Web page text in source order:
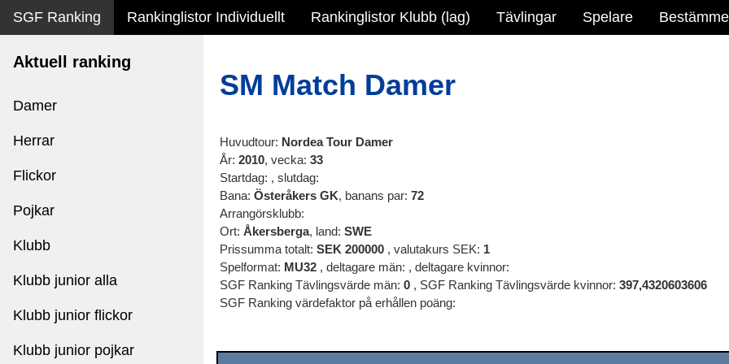
SGF Ranking Rankinglistor Individuellt Rankinglistor Klubb (lag) Tävlingar Spelare
Aktuell ranking
Damer
Herrar
Flickor
Pojkar
Klubb
Klubb junior alla
Klubb junior flickor
Klubb junior pojkar
SM Match Damer
Huvudtour: Nordea Tour Damer
År: 2010, vecka: 33
Startdag: , slutdag:
Bana: Österåkers GK, banans par: 72
Arrangörsklubb:
Ort: Åkersberga, land: SWE
Prissumma totalt: SEK 200000 , valutakurs SEK: 1
Spelformat: MU32 , deltagare män: , deltagare kvinnor:
SGF Ranking Tävlingsvärde män: 0 , SGF Ranking Tävlingsvärde kvinnor: 397,4320603606
SGF Ranking värdefaktor på erhållen poäng: